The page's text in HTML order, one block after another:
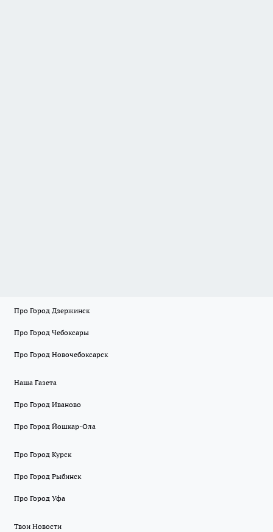
Про Город Дзержинск
Про Город Чебоксары
Про Город Новочебоксарск
Наша Газета
Про Город Иваново
Про Город Йошкар-Ола
Про Город Курск
Про Город Рыбинск
Про Город Уфа
Твои Новости